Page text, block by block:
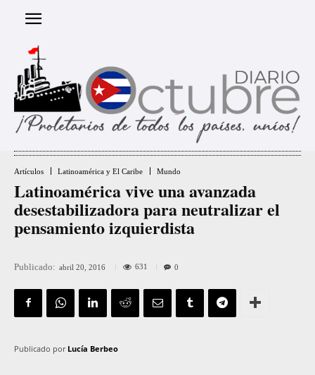
Artículos Latinoamérica y El Caribe Mundo
Latinoamérica vive una avanzada
desestabilizadora para neutralizar el
pensamiento izquierdista
Publicado: abril 20, 2016 631 0
Publicado por Lucía Berbeo